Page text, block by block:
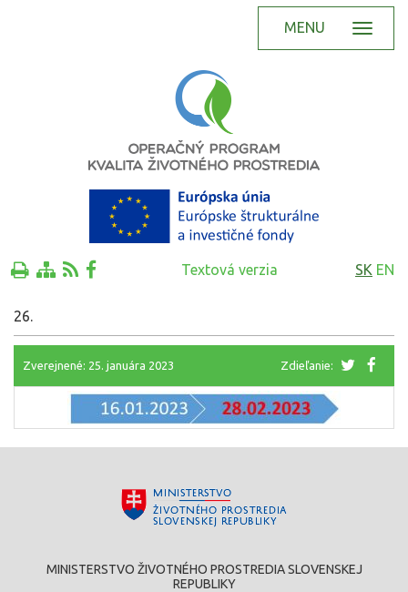
MENU
Textová verzia SK EN
26.
Zverejnené: 25. januára 2023 Zdieľanie:
MINISTERSTVO ŽIVOTNÉHO PROSTREDIA SLOVENSKEJ
REPUBLIKY